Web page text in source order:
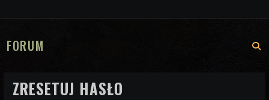
FORUM
ZRESETUJ HASŁO